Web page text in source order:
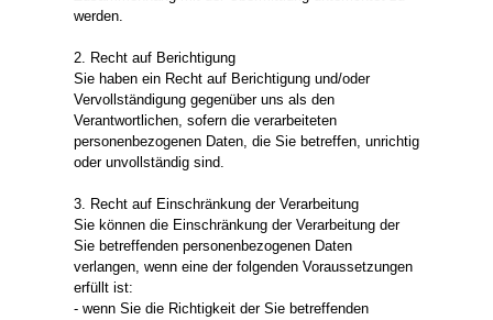
werden.
2. Recht auf Berichtigung
Sie haben ein Recht auf Berichtigung und/oder
Vervollständigung gegenüber uns als den
Verantwortlichen, sofern die verarbeiteten
personenbezogenen Daten, die Sie betreffen, unrichtig
oder unvollständig sind.
3. Recht auf Einschränkung der Verarbeitung
Sie können die Einschränkung der Verarbeitung der
Sie betreffenden personenbezogenen Daten
verlangen, wenn eine der folgenden Voraussetzungen
erfüllt ist:
- wenn Sie die Richtigkeit der Sie betreffenden